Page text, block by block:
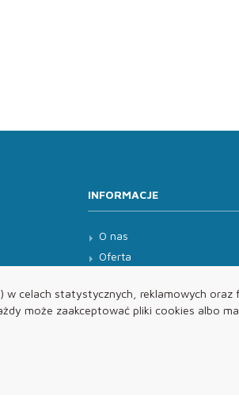
celach statystycznych, reklamowych oraz
może zaakceptować pliki cookies albo
INFORMACJE
O nas
Oferta